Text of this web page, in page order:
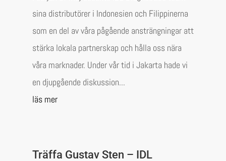
sina distributörer i Indonesien och Filippinerna
som en del av våra pågående ansträngningar att
stärka lokala partnerskap och hålla oss nära
våra marknader. Under vår tid i Jakarta hade vi
en djupgående diskussion...
läs mer
Träffa Gustav Sten – IDL